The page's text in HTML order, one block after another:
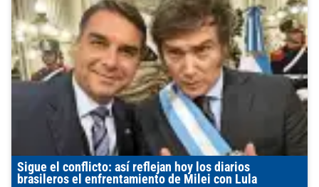
Sigue el conflicto: así reflejan hoy los diarios
brasileros el enfrentamiento de Milei con Lula